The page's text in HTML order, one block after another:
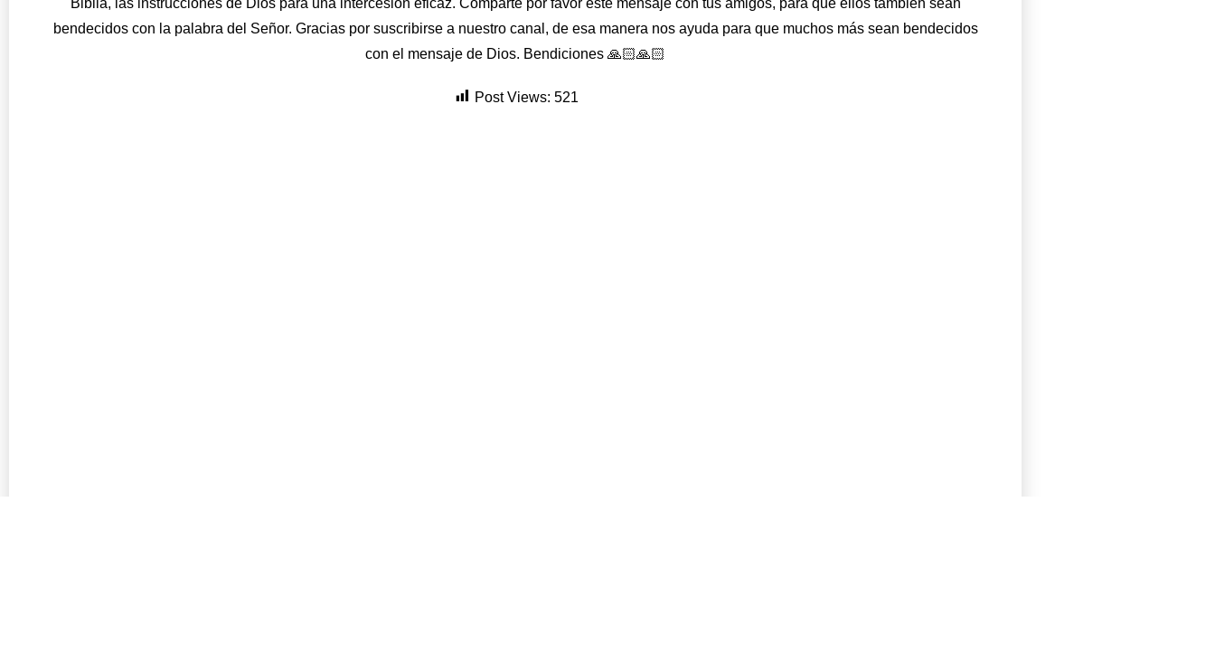
bendecidos con la palabra del Señor. Gracias por suscribirse a nuestro canal, de esa manera nos ayuda para que muchos más sean bendecidos
con el mensaje de Dios. Bendiciones 🙏🏻🙏🏻
Post Views: 521